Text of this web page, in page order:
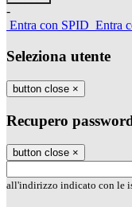
-
Entra con SPID Entra
Seleziona utente
button close ×
Recupero
button close ×
all'indirizzo indicato con le